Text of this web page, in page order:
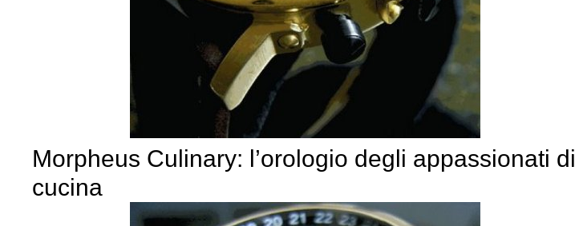
Morpheus Culinary: l’orologio degli appassionati di
cucina